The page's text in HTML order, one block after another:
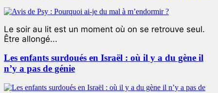
Le soir au lit est un moment où on se retrouve seul.
Être allongé...
Les enfants surdoués en Israël : où il y a du gène il
n’y a pas de génie